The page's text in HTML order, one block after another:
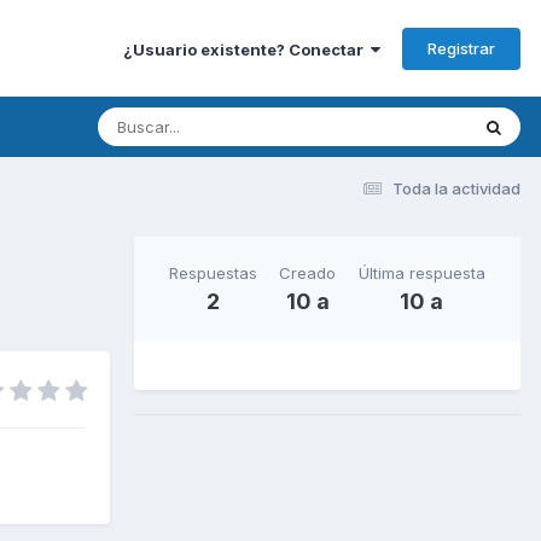
¿Usuario existente? Conectar Registrar
Toda la actividad
Respuestas
2
Creado
10 a
Última respuesta
10 a